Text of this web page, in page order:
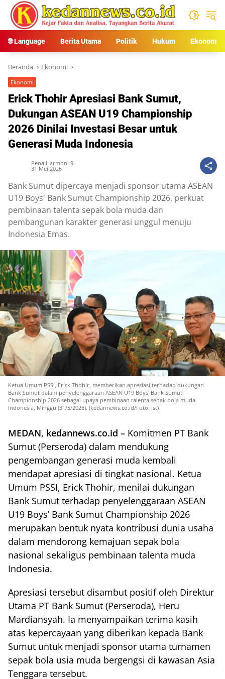
Langsung
konten
🌐 Language Berita Utama Politik Hukum Ekonomi
Beranda Ekonomi
Ekonomi
Erick Thohir Apresiasi Bank Sumut,
Dukungan ASEAN U19 Championship
2026 Dinilai Investasi Besar untuk
Generasi Muda Indonesia
Pena Harmoni 9
31 Mei 2026
Bank Sumut dipercaya menjadi sponsor utama ASEAN
U19 Boys' Bank Sumut Championship 2026, perkuat
pembinaan talenta sepak bola muda dan
pembangunan karakter generasi unggul menuju
Indonesia Emas.
Ketua Umum PSSI, Erick Thohir, memberikan apresiasi terhadap dukungan
Bank Sumut dalam penyelenggaraan ASEAN U19 Boys' Bank Sumut
Championship 2026 sebagai upaya pembinaan talenta sepak bola muda
Indonesia, Minggu (31/5/2026). (kedannews.co.id/Foto: Ist)
MEDAN, kedannews.co.id – Komitmen PT Bank
Sumut (Perseroda) dalam mendukung
pengembangan generasi muda kembali
mendapat apresiasi di tingkat nasional. Ketua
Umum PSSI, Erick Thohir, menilai dukungan
Bank Sumut terhadap penyelenggaraan ASEAN
U19 Boys’ Bank Sumut Championship 2026
merupakan bentuk nyata kontribusi dunia usaha
dalam mendorong kemajuan sepak bola
nasional sekaligus pembinaan talenta muda
Indonesia.
Apresiasi tersebut disambut positif oleh Direktur
Utama PT Bank Sumut (Perseroda), Heru
Mardiansyah. Ia menyampaikan terima kasih
atas kepercayaan yang diberikan kepada Bank
Sumut untuk menjadi sponsor utama turnamen
sepak bola usia muda bergengsi di kawasan Asia
Tenggara tersebut.